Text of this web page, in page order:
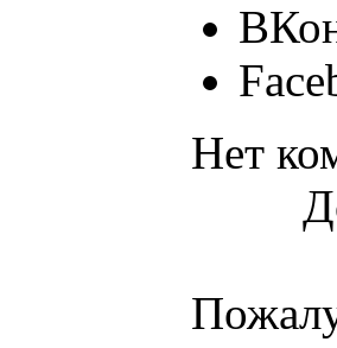
Нет